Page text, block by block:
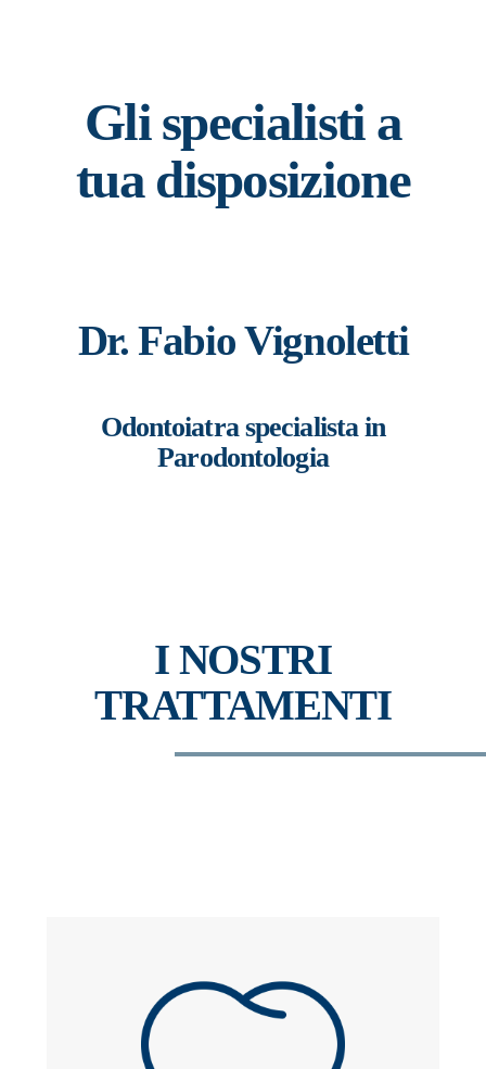
Gli specialisti a
tua disposizione
Dr. Fabio Vignoletti
Odontoiatra specialista in
Parodontologia
I NOSTRI
TRATTAMENTI